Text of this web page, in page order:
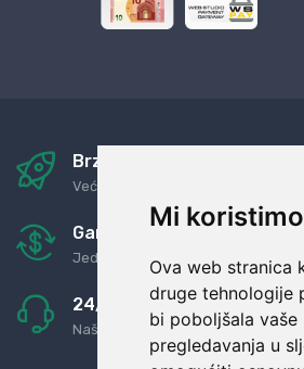
Mi
Ova web stranica
druge tehnologije
bi poboljšala vaše
pregledavanja u
Brza i sigurna dostava
Već za nekoliko dana kod vas
Garancija u povrat novaca
Jednostavno pravilo: Roba za
24/7 odlična podrška
Naši agenti uvijek na raspolaganju